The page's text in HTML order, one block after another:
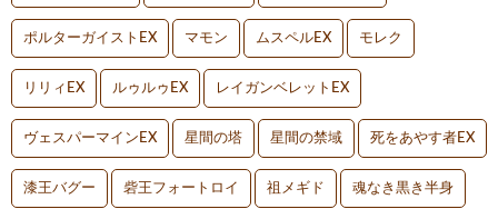
ポルターガイストEX マモン ムスペルEX モレク
リリィEX ルゥルゥEX レイガンベレットEX
ヴェスパーマインEX 星間の塔 星間の禁域 死をあやす者EX
漆王バグー 砦王フォートロイ 祖メギド 魂なき黒き半身